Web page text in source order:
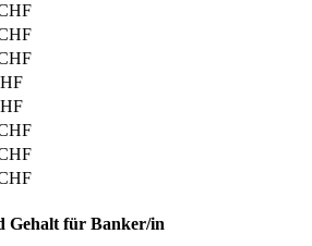
Gehalt für Banker/in